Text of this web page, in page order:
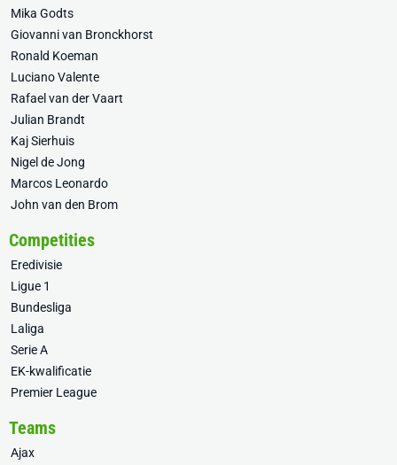
Mika Godts
Giovanni van Bronckhorst
Ronald Koeman
Luciano Valente
Rafael van der Vaart
Julian Brandt
Kaj Sierhuis
Nigel de Jong
Marcos Leonardo
John van den Brom
Competities
Eredivisie
Ligue 1
Bundesliga
Laliga
Serie A
EK-kwalificatie
Premier League
Teams
Ajax